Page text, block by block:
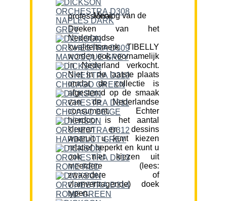
Mening van de professional:
Doeken van het
Nederlandse
kwaliteitsmerk TIBELLY
worden ook voornamelijk
in Nederland verkocht.
Niet in de laatste plaats
omdat de collectie is
afgestemd op de smaak
van de Nederlandse
consument. Echter
hierdoor is het aantal
kleuren en dessins
waaruit u kunt kiezen
relatief beperkt en kunt u
ook niet kiezen uit
meerdere (lees:
zwaardere of
vlamvertragende) doek
typen.